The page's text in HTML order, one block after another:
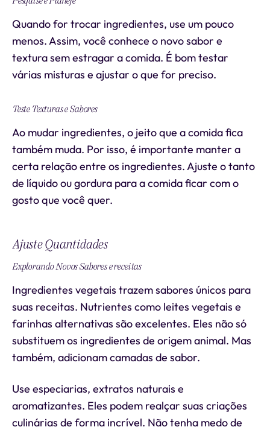
Quando for trocar ingredientes, use um pouco
menos. Assim, você conhece o novo sabor e
textura sem estragar a comida. É bom testar
várias misturas e ajustar o que for preciso.
Teste Texturas e Sabores
Ao mudar ingredientes, o jeito que a comida fica
também muda. Por isso, é importante manter a
certa relação entre os ingredientes. Ajuste o tanto
de líquido ou gordura para a comida ficar com o
gosto que você quer.
Ajuste Quantidades
Explorando Novos Sabores e receitas
Ingredientes vegetais trazem sabores únicos para
suas receitas. Nutrientes como leites vegetais e
farinhas alternativas são excelentes. Eles não só
substituem os ingredientes de origem animal. Mas
também, adicionam camadas de sabor.
Use especiarias, extratos naturais e
aromatizantes. Eles podem realçar suas criações
culinárias de forma incrível. Não tenha medo de